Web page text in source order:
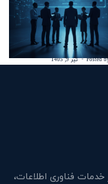
جامع مهاجرت به ابر مایکروسافت
Posted تیر 9, 1405
فناوری اطلاعات،